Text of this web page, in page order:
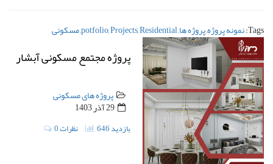
Tags: نمونه پروژه,پروژه ها,
potfolio,Projects,Residential
,مسکونی
پروژه مجتمع مسکونی آبشار
پروژه های مسکونی
29 آذر 1403
0 نظرات 646 بازدید